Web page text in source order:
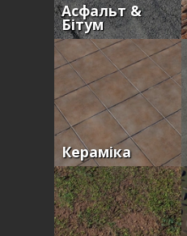
Асфальт &
Бітум
Кераміка